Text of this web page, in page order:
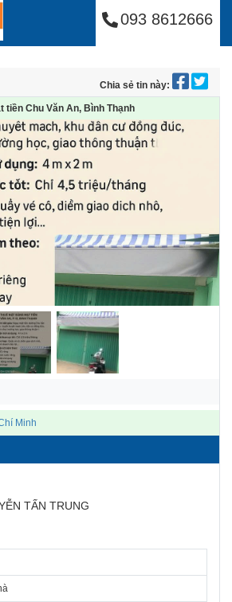
Công Ty Cổ Phần
093 8612666
Chia sẻ tin này:
tiền Chu Văn An, Bình Thạnh
Minh
TẤN TRUNG